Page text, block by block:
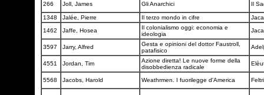
266 Joll, James Gli Anarchici Il
1348 Jalée, Pierre Il terzo mondo in cifre
1462
Jaffe, Hosea
Il colonialismo oggi: economia e
ideologia
3597 Jarry, Alfred
Gesta e opinioni del dottor Faustroll,
patafisico
4551 Jordan, Tim
Azione diretta! Le nuove forme della
disobbedienza radicale
5568 Jacobs, Harold Weathrmen. I fuorilegge d'America